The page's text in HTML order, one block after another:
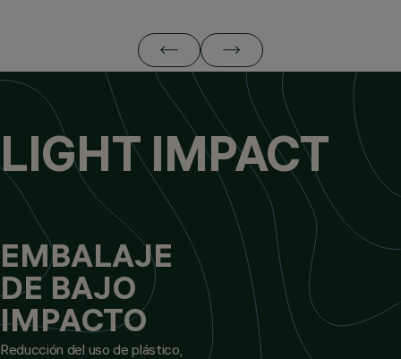
LIGHT IMPACT
EMBALAJE
DE BAJO
IMPACTO
Reducción del uso de plástico,